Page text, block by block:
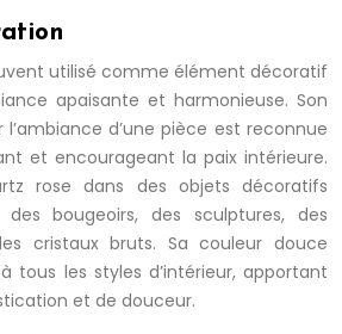
utilisé comme élément décoratif
apaisante et harmonieuse. Son
d’une pièce est reconnue
et encourageant la paix intérieure.
rose dans des objets décoratifs
bougeoirs, des sculptures, des
cristaux bruts. Sa couleur douce
tous les styles d’intérieur, apportant
et de douceur.